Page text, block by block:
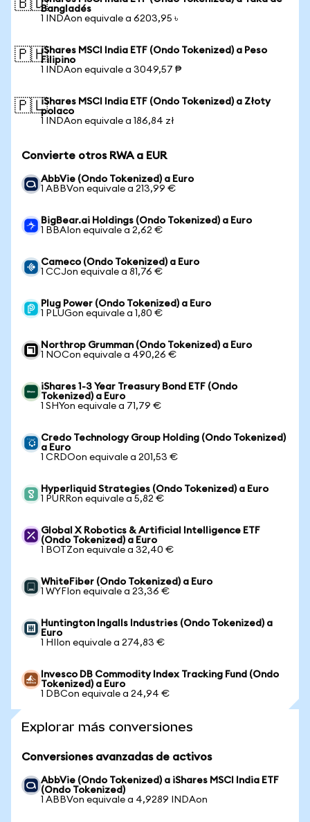
🇧🇩Bangladés
1 INDAon equivale a 6203,95 ৳
🇵🇭iShares MSCI India ETF (Ondo Tokenized) a Peso
Filipino
1 INDAon equivale a 3049,57 ₱
🇵🇱iShares MSCI India ETF (Ondo Tokenized) a Złoty
polaco
1 INDAon equivale a 186,84 zł
Convierte otros RWA a EUR
AbbVie (Ondo Tokenized) a Euro
1 ABBVon equivale a 213,99 €
BigBear.ai Holdings (Ondo Tokenized) a Euro
1 BBAIon equivale a 2,62 €
Cameco (Ondo Tokenized) a Euro
1 CCJon equivale a 81,76 €
Plug Power (Ondo Tokenized) a Euro
1 PLUGon equivale a 1,80 €
Northrop Grumman (Ondo Tokenized) a Euro
1 NOCon equivale a 490,26 €
iShares 1-3 Year Treasury Bond ETF (Ondo
Tokenized) a Euro
1 SHYon equivale a 71,79 €
Credo Technology Group Holding (Ondo Tokenized)
a Euro
1 CRDOon equivale a 201,53 €
Hyperliquid Strategies (Ondo Tokenized) a Euro
1 PURRon equivale a 5,82 €
Global X Robotics & Artificial Intelligence ETF
(Ondo Tokenized) a Euro
1 BOTZon equivale a 32,40 €
WhiteFiber (Ondo Tokenized) a Euro
1 WYFIon equivale a 23,36 €
Huntington Ingalls Industries (Ondo Tokenized) a
Euro
1 HIIon equivale a 274,83 €
Invesco DB Commodity Index Tracking Fund (Ondo
Tokenized) a Euro
1 DBCon equivale a 24,94 €
Explorar más conversiones
Conversiones avanzadas de activos
AbbVie (Ondo Tokenized) a iShares MSCI India ETF
(Ondo Tokenized)
1 ABBVon equivale a 4,9289 INDAon